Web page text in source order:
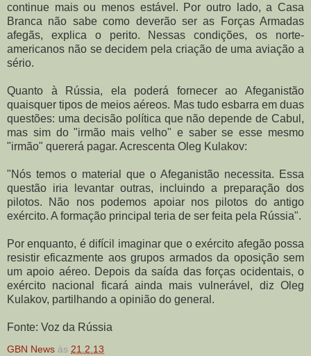
continue mais ou menos estável. Por outro lado, a Casa
Branca não sabe como deverão ser as Forças Armadas
afegãs, explica o perito. Nessas condições, os norte-
americanos não se decidem pela criação de uma aviação a
sério.
Quanto à Rússia, ela poderá fornecer ao Afeganistão
quaisquer tipos de meios aéreos. Mas tudo esbarra em duas
questões: uma decisão política que não depende de Cabul,
mas sim do "irmão mais velho" e saber se esse mesmo
"irmão" quererá pagar. Acrescenta Oleg Kulakov:
"Nós temos o material que o Afeganistão necessita. Essa
questão iria levantar outras, incluindo a preparação dos
pilotos. Não nos podemos apoiar nos pilotos do antigo
exército. A formação principal teria de ser feita pela Rússia".
Por enquanto, é difícil imaginar que o exército afegão possa
resistir eficazmente aos grupos armados da oposição sem
um apoio aéreo. Depois da saída das forças ocidentais, o
exército nacional ficará ainda mais vulnerável, diz Oleg
Kulakov, partilhando a opinião do general.
Fonte: Voz da Rússia
GBN News às 21.2.13